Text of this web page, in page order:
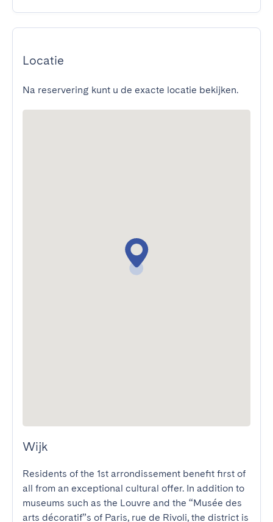
Locatie
Na reservering kunt u de exacte locatie bekijken.
Wijk
Residents of the 1st arrondissement benefit first of
all from an exceptional cultural offer. In addition to
museums such as the Louvre and the “Musée des
arts décoratif”s of Paris, rue de Rivoli, the district is